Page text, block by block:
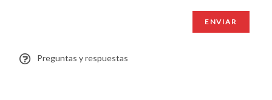
Preguntas y respuestas